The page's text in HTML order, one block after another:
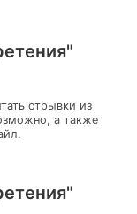
отрывки из
а также